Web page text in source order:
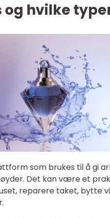
og hvilke
som brukes til å gi
Det kan være et
reparere taket, bytte